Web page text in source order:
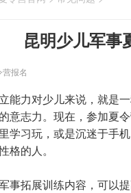
昆明少儿军事
报名
能力对少儿来说，就是
意志力。现在，参加夏
学习玩，或是沉迷于手
格的人。
事拓展训练内容，可以